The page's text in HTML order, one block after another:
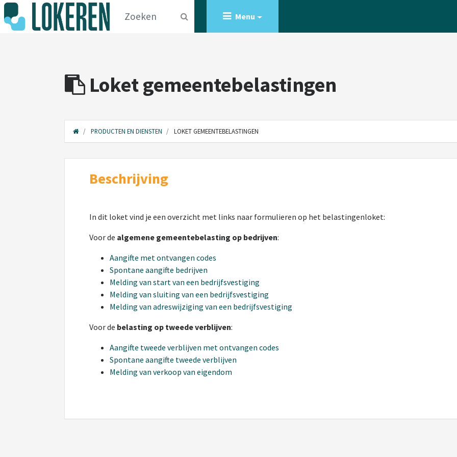
Menu
Loket gemeentebelastingen
PRODUCTEN EN DIENSTEN LOKET GEMEENTEBELASTINGEN
Beschrijving
In dit loket vind je een overzicht met links naar formulieren op het belastingenloket:
Voor de algemene gemeentebelasting op bedrijven:
Aangifte met ontvangen codes
Spontane aangifte bedrijven
Melding van start van een bedrijfsvestiging
Melding van sluiting van een bedrijfsvestiging
Melding van adreswijziging van een bedrijfsvestiging
Voor de belasting op tweede verblijven:
Aangifte tweede verblijven met ontvangen codes
Spontane aangifte tweede verblijven
Melding van verkoop van eigendom